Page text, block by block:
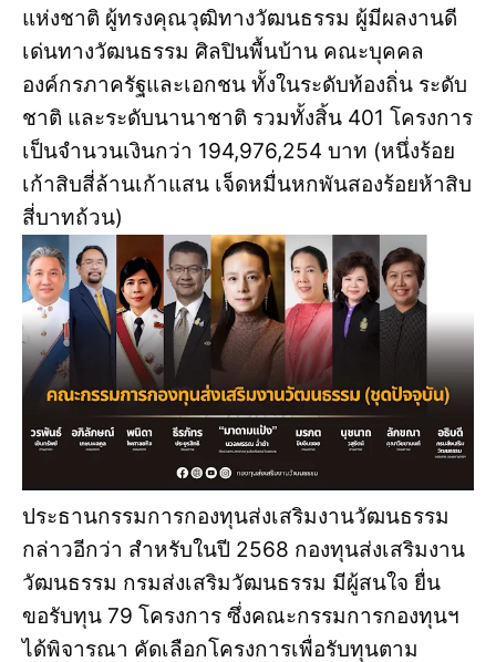
แห่งชาติ ผู้ทรงคุณวุฒิทางวัฒนธรรม ผู้มีผลงานดี
เด่นทางวัฒนธรรม ศิลปินพื้นบ้าน คณะบุคคล
องค์กรภาครัฐและเอกชน ทั้งในระดับท้องถิ่น ระดับ
ชาติ และระดับนานาชาติ รวมทั้งสิ้น 401 โครงการ
เป็นจำนวนเงินกว่า 194,976,254 บาท (หนึ่งร้อย
เก้าสิบสี่ล้านเก้าแสน เจ็ดหมื่นหกพันสองร้อยห้าสิบ
สี่บาทถ้วน)
ประธานกรรมการกองทุนส่งเสริมงานวัฒนธรรม
กล่าวอีกว่า สำหรับในปี 2568 กองทุนส่งเสริมงาน
วัฒนธรรม กรมส่งเสริมวัฒนธรรม มีผู้สนใจ ยื่น
ขอรับทุน 79 โครงการ ซึ่งคณะกรรมการกองทุนฯ
ได้พิจารณา คัดเลือกโครงการเพื่อรับทุนตาม